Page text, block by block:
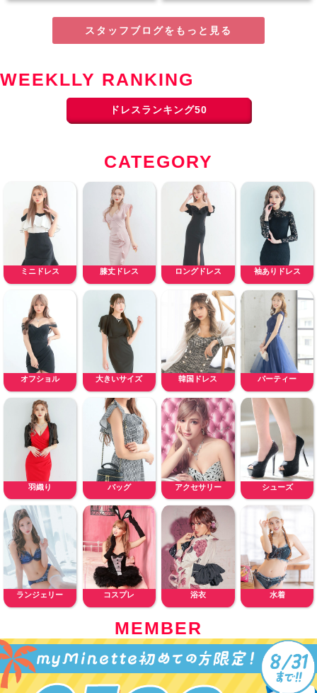
スタッフブログをもっと見る
WEEKLLY RANKING
ドレスランキング50
CATEGORY
ミニドレス 膝丈ドレス ロングドレス 袖ありドレス
オフショル 大きいサイズ 韓国ドレス パーティー
羽織り バッグ アクセサリー シューズ
ランジェリー コスプレ 浴衣 水着
MEMBER